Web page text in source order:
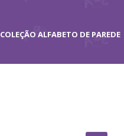
COLEÇÃO ALFABETO DE PAREDE